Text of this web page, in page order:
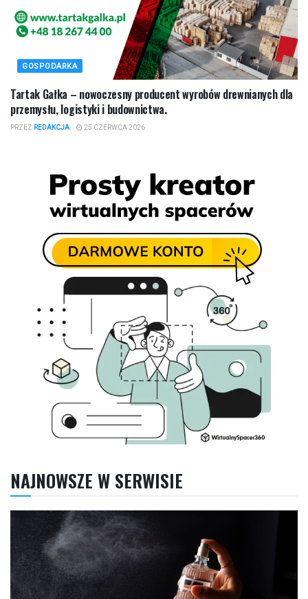
GOSPODARKA
Tartak Gałka – nowoczesny producent wyrobów drewnianych dla
przemysłu, logistyki i budownictwa.
PRZEZ REDAKCJA 25 CZERWCA 2026
NAJNOWSZE W SERWISIE